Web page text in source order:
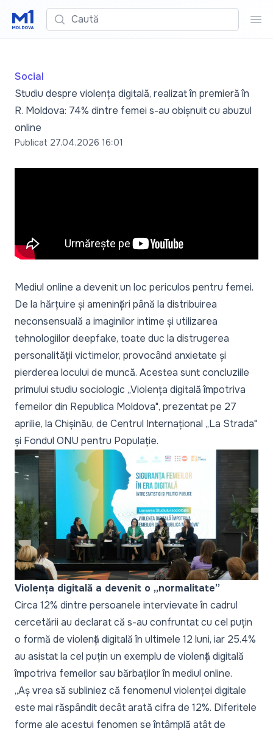
Caută
Social
Studiu despre violența digitală, realizat în premieră în
R. Moldova: 74% dintre femei s-au obișnuit cu abuzul
online
Publicat 27.04.2026 16:01
Mediul online a devenit un loc periculos pentru femei.
De la hărțuire și amenințări până la distribuirea
neconsensuală a imaginilor intime și utilizarea
tehnologiilor deepfake, toate duc la distrugerea
personalității victimelor, provocând anxietate și
pierderea locului de muncă. Acestea sunt concluziile
primului studiu sociologic „Violența digitală împotriva
femeilor din Republica Moldova", prezentat pe 27
aprilie, la Chișinău, de Centrul Internațional „La Strada"
și Fondul ONU pentru Populație.
Violența digitală a devenit o „normalitate”
Circa 12% dintre persoanele intervievate în cadrul
cercetării au declarat că s-au confruntat cu cel puțin
o formă de violență digitală în ultimele 12 luni, iar 25.4%
au asistat la cel puțin un exemplu de violență digitală
împotriva femeilor sau bărbaților în mediul online.
„Aș vrea să subliniez că fenomenul violenței digitale
este mai răspândit decât arată cifra de 12%. Diferitele
forme ale acestui fenomen se întâmplă atât de